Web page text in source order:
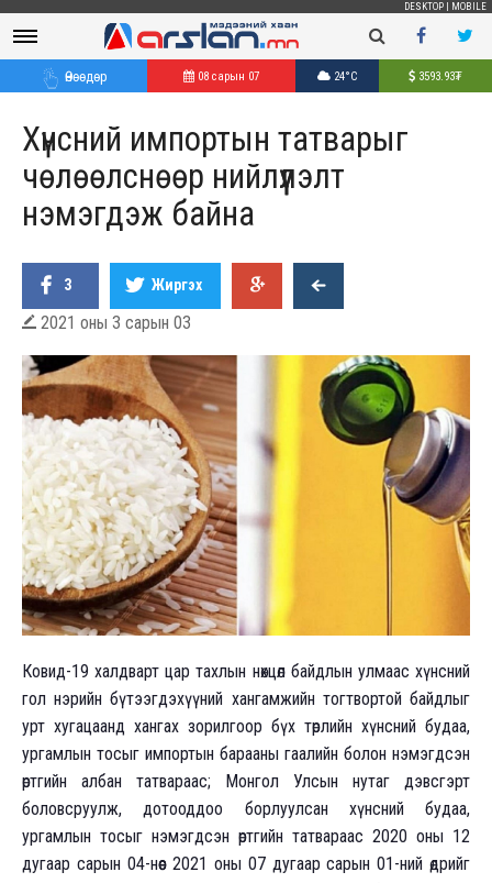
DESKTOP MOBILE
Өнөөдөр 08 сарын 07 24°C 3593.93₮
Хүнсний импортын татварыг
чөлөөлснөөр нийлүүлэлт
нэмэгдэж байна
3 Жиргэх
 2021 оны 3 сарын 03
Ковид-19 халдварт цар тахлын нөхцөл байдлын улмаас хүнсний
гол нэрийн бүтээгдэхүүний хангамжийн тогтвортой байдлыг
урт хугацаанд хангах зорилгоор бүх төрлийн хүнсний будаа,
ургамлын тосыг импортын барааны гаалийн болон нэмэгдсэн
өртгийн албан татвараас; Монгол Улсын нутаг дэвсгэрт
боловсруулж, дотооддоо борлуулсан хүнсний будаа,
ургамлын тосыг нэмэгдсэн өртгийн татвараас 2020 оны 12
дугаар сарын 04-нөөс 2021 оны 07 дугаар сарын 01-ний өдрийг